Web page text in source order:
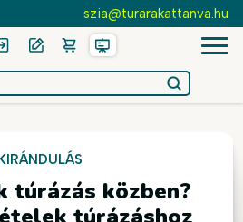
szia@turarakattanva.hu
túrázás közben?